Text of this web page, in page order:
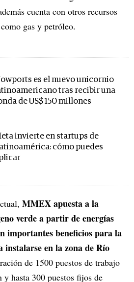
cuenta con otros recursos
gas y petróleo.
es el nuevo unicornio
tras recibir una
de US$ 150 millones
invierte en startups de
cómo puedes
MMEX apuesta a la
verde a partir de energías
importantes beneficios para la
en la zona de Río
de 1500 puestos de trabajo
hasta 300 puestos fijos de